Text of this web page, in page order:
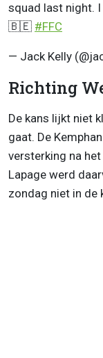
squad last night.
🇧🇪 #FFC
— Jack Kelly
Richting
De kans lijkt niet
gaat. De
versterking na
Lapage werd
zondag niet in de